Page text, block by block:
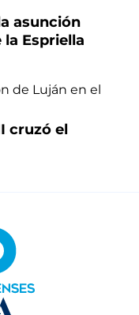
asunción
Espriella
cruzó el